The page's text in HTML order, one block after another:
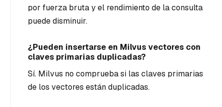
por fuerza bruta y el rendimiento de la consulta
puede disminuir.
¿Pueden insertarse en Milvus vectores con
claves primarias duplicadas?
Sí. Milvus no comprueba si las claves primarias
de los vectores están duplicadas.